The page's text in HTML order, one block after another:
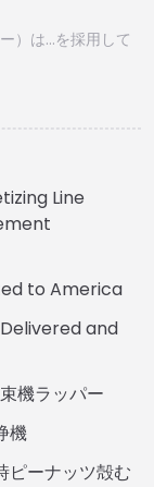
）は…を採用して
Line
to America
and
機ラッパー
機
ピーナッツ殻む